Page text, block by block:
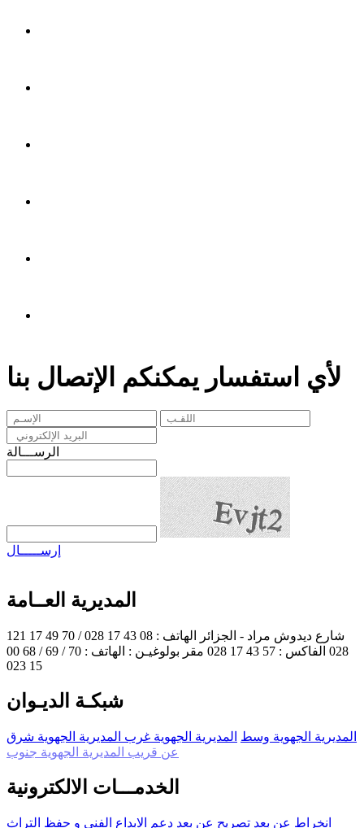
لأي استفسار يمكنكم الإتصال بنا
الرســـالة
إرســـــال
المديرية العــامة
121 شارع ديدوش مراد - الجزائر
الهاتف : 08 43 17 028 / 70 49 17
028 الفاكس : 57 43 17 028 مقر بولوغيـن :
الهاتف : 70 / 69 / 68 00
15 023
شبكـة الديـوان
المديرية الجهوية وسط المديرية الجهوية غرب المديرية الجهوية شرق
عن قريب المديرية الجهوية جنوب
الخدمـــات الالكترونية
انخراط عن بعد تصريح عن بعد دعم الابداع الفني و حفظ التراث